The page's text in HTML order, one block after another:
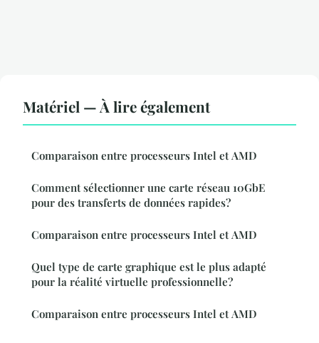
Matériel — À lire également
Comparaison entre processeurs Intel et AMD
Comment sélectionner une carte réseau 10GbE
pour des transferts de données rapides?
Comparaison entre processeurs Intel et AMD
Quel type de carte graphique est le plus adapté
pour la réalité virtuelle professionnelle?
Comparaison entre processeurs Intel et AMD